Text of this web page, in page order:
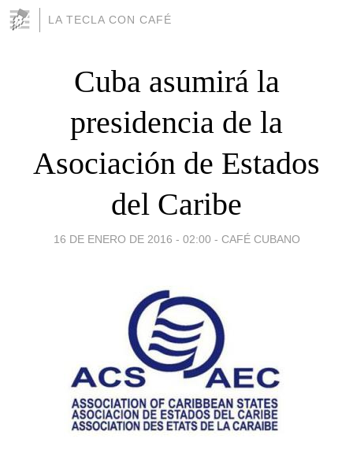
LA TECLA CON CAFÉ
Cuba asumirá la
presidencia de la
Asociación de Estados
del Caribe
16 DE ENERO DE 2016 - 02:00 - CAFÉ CUBANO